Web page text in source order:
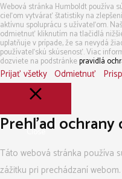
Webová stránka Humboldt používa
cieľom vytvárať štatistiky na
aktívnu spoluprácu s užívateľom.
odmietnuť kliknutím na tlačidlá
uplatňuje v prípade, že sa nevydá
používateľskú skúsenosť. Viac
dozviete na podstránkepravidlá
Prijať všetky Odmietnuť
Close
Prehľad ochrany
Táto webová stránka používa
zážitku pri prechádzaní